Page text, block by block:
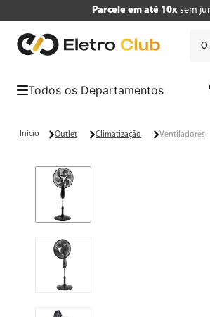
Parcele em até 10xsem
Outlet Climatização Ventiladores